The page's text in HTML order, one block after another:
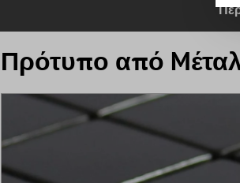
Πρότυπο από